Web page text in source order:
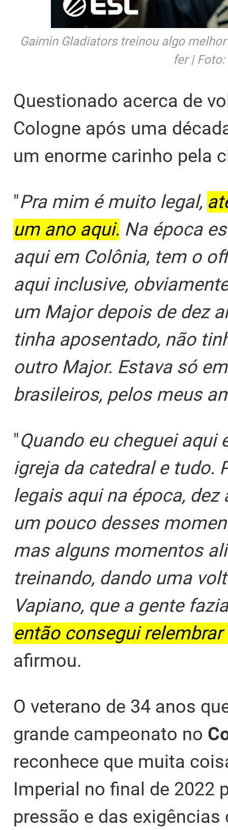
Gaimin Gladiators treinou algo
fer |
Questionado acerca de
Cologne após uma
um enorme carinho pela
"Pra mim é muito legal,
um ano aqui. Na época
aqui em Colônia, tem o
aqui inclusive,
um Major depois de dez
tinha aposentado, não
outro Major. Estava só
brasileiros, pelos meus
"Quando eu cheguei aqui
igreja da catedral e tudo.
legais aqui na época,
um pouco desses
mas alguns momentos
treinando, dando uma
Vapiano, que a gente
então consegui
afirmou.
O veterano de 34 anos
grande campeonato no
reconhece que muita
Imperial no final de 2022
pressão e das